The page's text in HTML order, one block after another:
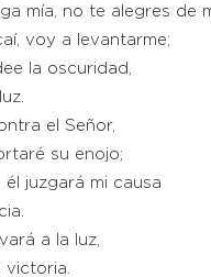
mía, no te alegres de
voy a levantarme;
la oscuridad,
el Señor,
su enojo;
juzgará mi causa
a la luz,
victoria.